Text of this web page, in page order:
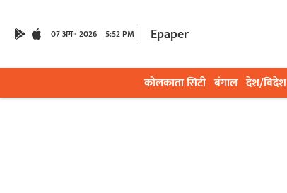
07 अग॰ 2026 5:52 PM Epaper
कोलकाता सिटी बंगाल देश/विदेश